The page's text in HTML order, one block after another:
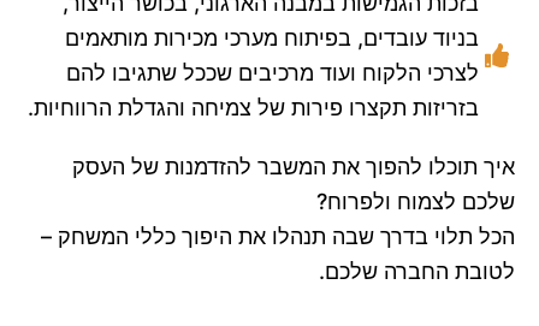
בניוד עובדים, בפיתוח מערכי מכירות מותאמים
לצרכי הלקוח ועוד מרכיבים שככל שתגיבו להם
בזריזות תקצרו פירות של צמיחה והגדלת הרווחיות.
איך תוכלו להפוך את המשבר להזדמנות של העסק
שלכם לצמוח ולפרוח?
הכל תלוי בדרך שבה תנהלו את היפוך כללי המשחק –
לטובת החברה שלכם.